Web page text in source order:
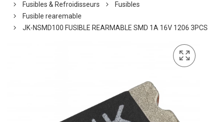
Fusibles & Refroidisseurs
Fusibles
Fusible rearemable
JK-NSMD100 FUSIBLE REARMABLE SMD 1A 16V 1206 3PCS